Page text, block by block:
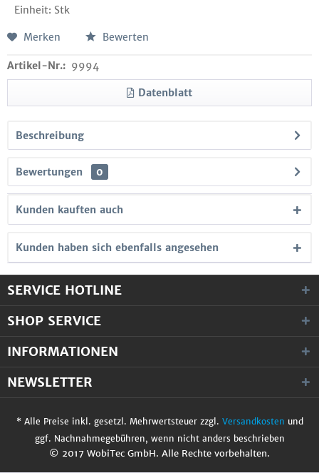
Einheit: Stk
Merken Bewerten
Artikel-Nr.: 9994
Datenblatt
Beschreibung
Bewertungen 0
Kunden kauften auch
Kunden haben sich ebenfalls angesehen
SERVICE HOTLINE
SHOP SERVICE
INFORMATIONEN
NEWSLETTER
* Alle Preise inkl. gesetzl. Mehrwertsteuer zzgl. Versandkosten und
ggf. Nachnahmegebühren, wenn nicht anders beschrieben
© 2017 WobiTec GmbH. Alle Rechte vorbehalten.